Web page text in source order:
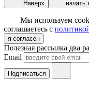
Наверх начать
Мы используем
соглашаетесь с
я согласен
Полезная рассылка два
Email
Подписаться